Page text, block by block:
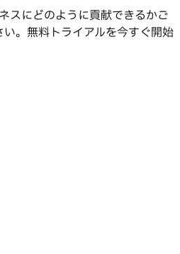
スにどのように貢献できるかご
。無料トライアルを今すぐ開始